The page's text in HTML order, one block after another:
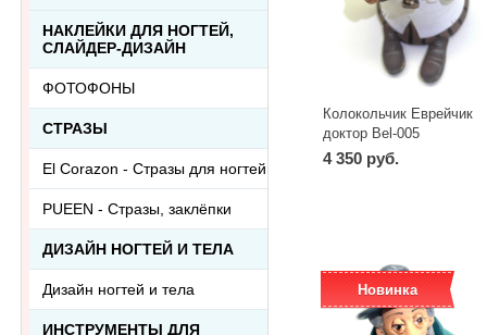
Колокольчик Еврейчик
доктор Bel-005
4 350 руб.
Новинка
НАКЛЕЙКИ ДЛЯ НОГТЕЙ,
СЛАЙДЕР-ДИЗАЙН
ФОТОФОНЫ
СТРАЗЫ
El Corazon - Стразы для ногтей
PUEEN - Cтразы, заклёпки
ДИЗАЙН НОГТЕЙ И ТЕЛА
Дизайн ногтей и тела
ИНСТРУМЕНТЫ ДЛЯ